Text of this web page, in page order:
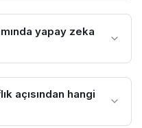
yapay zeka
açısından hangi